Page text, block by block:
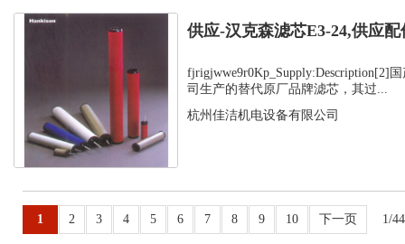
供应-汉克森滤芯E3-24,供应配
fjrigjwwe9r0Kp_Supply:Description[2]
司生产的替代原厂品牌滤芯，其过...
杭州佳洁机电设备有限公司
1 2 3 4 5 6 7 8 9 10 下一页 1/